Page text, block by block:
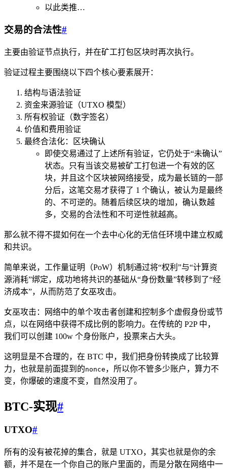
以此类推…
交易的合法性#
主要由验证节点执行，并在矿工打包区块时再次执行。
验证过程主要围绕以下四个核心要素展开：
结构与语法验证
资金来源验证（UTXO 模型）
所有权验证（数字签名）
价值和费用验证
最终合法化：区块确认
即使交易通过了上述所有验证，它仍处于“未确认”
状态。只有当该交易被矿工打包进一个有效的区
块，并且这个区块被网络接受，成为最长链的一部
分后，这笔交易才获得了 1 个确认，被认为是最终
的、不可逆的。随着后续区块的增加，确认数越
多，交易的合法性和不可逆性就越高。
那么就不得不提如何在一个去中心化的无信任环境中建立权威
和共识。
简单来说，工作量证明（PoW）机制通过将“权利”与“计算资
源消耗”绑定，成功地将共识的基础从“身份数量”转移到了“经
济成本”，从而防范了女巫攻击。
女巫攻击：网络中的单个攻击者创建和控制多个虚假身份或节
点，以在网络中获得不成比例的影响力。在传统的 P2P 中，
我们可以创建 100w 个身份账户，投票来占大头。
这明显是不合理的，在 BTC 中，我们把身份转换成了比较算
力，也就是前面提到的nonce ，所以你不管多少账户，算力不
变，你爆破的速度不变，自然没用了。
BTC-实现#
UTXO#
所有的没有被花掉的集合，就是 UTXO，其实也就是你的余
额，并不是在一个你自己的账户里面的，而是分散在网络中一